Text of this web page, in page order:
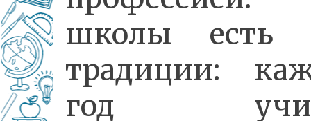
школы есть
традиции:
год